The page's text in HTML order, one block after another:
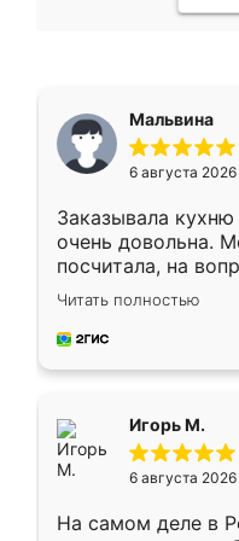
Мальвина
6 августа 2026
Заказывала кухню
очень довольна.
посчитала, на
Замерщик
делу со всей
за день, ребята
Читать полностью
Игорь М.
6 августа 2026
На самом деле в